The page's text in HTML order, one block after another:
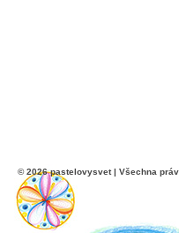
© 2026 pastelovysvet | Všechna